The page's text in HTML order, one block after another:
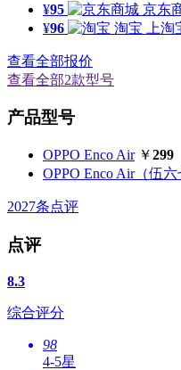
¥95 京东
¥96 淘宝 上
查看全部报价
查看全部2款型号
产品型号
OPPO Enco Air ￥299
OPPO Enco Air（伍六
2027条点评
点评
8.3
综合评分
98
4-5星